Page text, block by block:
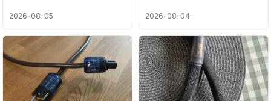
2026-08-05 2026-08-04